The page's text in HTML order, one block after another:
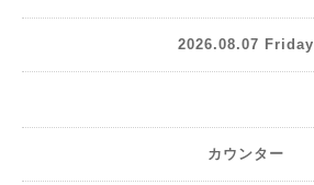
2026.08.07 Friday
カウンター